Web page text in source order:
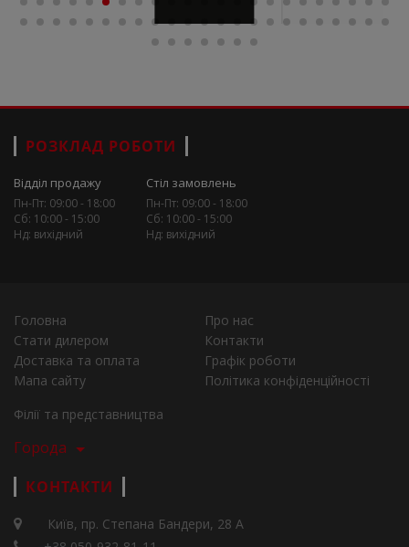
РОЗКЛАД РОБОТИ
Відділ продажу
Пн-Пт: 09:00 - 18:00
Сб: 10:00 - 15:00
Нд: вихідний
Стіл замовлень
Пн-Пт: 09:00 - 18:00
Сб: 10:00 - 15:00
Нд: вихідний
Головна
Про нас
Стати дилером
Контакти
Доставка та оплата
Графік роботи
Мапа сайту
Політика конфіденційності
Філії та представництва
Города
КОНТАКТИ
Київ, пр. Степана Бандери, 28 А